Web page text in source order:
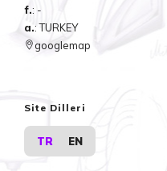
f.: -
a.: TURKEY
googlemap
Site Dilleri
TR EN